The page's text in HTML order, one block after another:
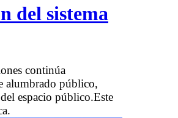
del sistema
continúa
alumbrado público,
espacio público.Este